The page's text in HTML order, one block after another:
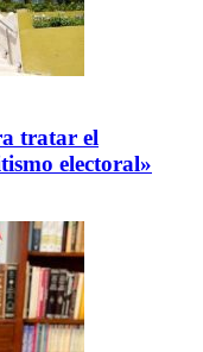
tratar el
electoral»